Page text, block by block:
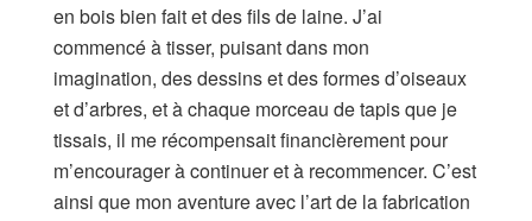
en bois bien fait et des fils de laine. J’ai
commencé à tisser, puisant dans mon
imagination, des dessins et des formes d’oiseaux
et d’arbres, et à chaque morceau de tapis que je
tissais, il me récompensait financièrement pour
m’encourager à continuer et à recommencer. C’est
ainsi que mon aventure avec l’art de la fabrication